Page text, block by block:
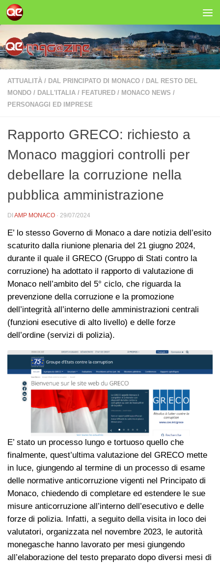
Salta al contenuto
ATTUALITÀ / DAL PRINCIPATO DI MONACO / DAL RESTO DEL
MONDO / DALL'ITALIA / FEATURED / MONACO NEWS /
PERSONAGGI ED IMPRESE
Rapporto GRECO: richiesto a
Monaco maggiori controlli per
debellare la corruzione nella
pubblica amministrazione
DI AMP MONACO · 29/07/2024
E’ lo stesso Governo di Monaco a dare notizia dell’esito
scaturito dalla riunione plenaria del 21 giugno 2024,
durante il quale il GRECO (Gruppo di Stati contro la
corruzione) ha adottato il rapporto di valutazione di
Monaco nell’ambito del 5° ciclo, che riguarda la
prevenzione della corruzione e la promozione
dell’integrità all’interno delle amministrazioni centrali
(funzioni esecutive di alto livello) e delle forze
dell’ordine (servizi di polizia).
E’ stato un processo lungo e tortuoso quello che
finalmente, quest’ultima valutazione del GRECO mette
in luce, giungendo al termine di un processo di esame
delle normative anticorruzione vigenti nel Principato di
Monaco, chiedendo di completare ed estendere le sue
misure anticorruzione all’interno dell’esecutivo e delle
forze di polizia. Infatti, a seguito della visita in loco dei
valutatori, organizzata nel novembre 2023, le autorità
monegasche hanno lavorato per mesi giungendo
all’elaborazione del testo preparato dopo diversi mesi di